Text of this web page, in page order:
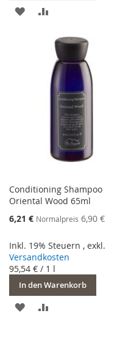
ZUR
HINZUFÜGENHINZUFÜGEN
Conditioning Shampoo
Oriental Wood 65ml
Sonderangebot
6,21 € Normalpreis 6,90 €
Inkl. 19% Steuern , exkl.
Versandkosten
95,54 € / 1 l
In den Warenkorb
ZUR